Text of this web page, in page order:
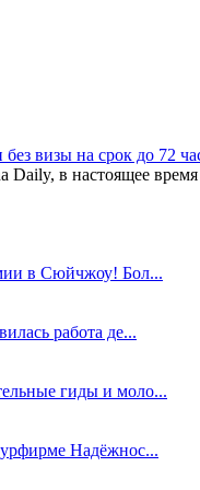
визы на срок до 72
в настоящее
в Сюйчжоу! Бол...
работа де...
гиды и моло...
Надёжнос...